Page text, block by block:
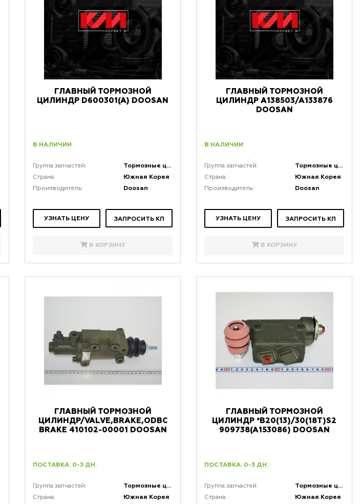
ГЛАВНЫЙ ТОРМОЗНОЙ
ЦИЛИНДР D600301(A) DOOSAN
В НАЛИЧИИ
Группа запчастей: Тормозные цилиндры
Страна: Южная Корея
Производитель: Doosan
УЗНАТЬ ЦЕНУ ЗАПРОСИТЬ КП
В КОРЗИНУ
ГЛАВНЫЙ ТОРМОЗНОЙ
ЦИЛИНДР A138503/A133876
DOOSAN
В НАЛИЧИИ
Группа запчастей: Тормозные цилиндры
Страна: Южная Корея
Производитель: Doosan
УЗНАТЬ ЦЕНУ ЗАПРОСИТЬ КП
В КОРЗИНУ
ГЛАВНЫЙ ТОРМОЗНОЙ
ЦИЛИНДР/VALVE,BRAKE,ODBC
BRAKE 410102-00001 DOOSAN
ПОСТАВКА: 0-3 ДН.
Группа запчастей: Тормозные цилиндры
Страна: Южная Корея
ГЛАВНЫЙ ТОРМОЗНОЙ
ЦИЛИНДР *B20(13)/30(18T)S2
909738(A153086) DOOSAN
ПОСТАВКА: 0-3 ДН.
Группа запчастей: Тормозные цилиндры
Страна: Южная Корея